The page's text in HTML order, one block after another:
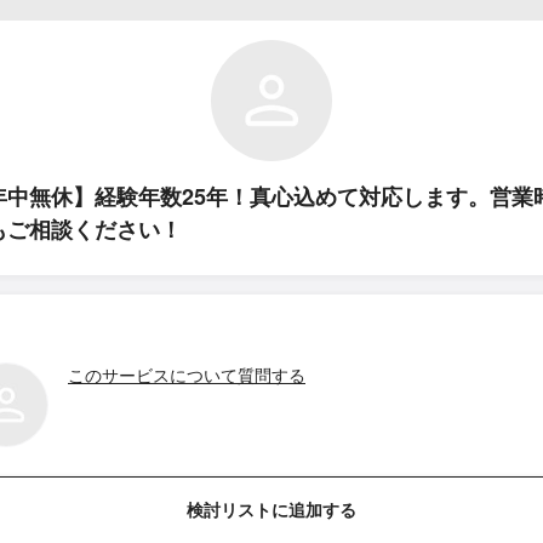
中無休】経験年数25年！真心込めて対応します。営業
相談ください！
このサービスについて質問する
検討リストに追加する